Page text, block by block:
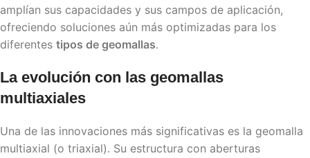
amplían sus capacidades y sus campos de aplicación,
ofreciendo soluciones aún más optimizadas para los
diferentes tipos de geomallas.
La evolución con las geomallas
multiaxiales
Una de las innovaciones más significativas es la geomalla
multiaxial (o triaxial). Su estructura con aberturas